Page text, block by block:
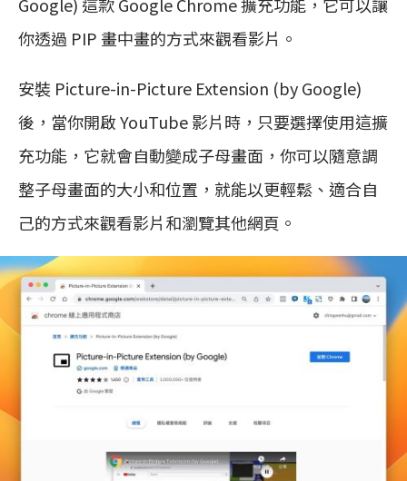
你透過 PIP 畫中畫的方式來觀看影片。
安裝 Picture-in-Picture Extension (by Google)
後，當你開啟 YouTube 影片時，只要選擇使用這擴
充功能，它就會自動變成子母畫面，你可以隨意調
整子母畫面的大小和位置，就能以更輕鬆、適合自
己的方式來觀看影片和瀏覽其他網頁。